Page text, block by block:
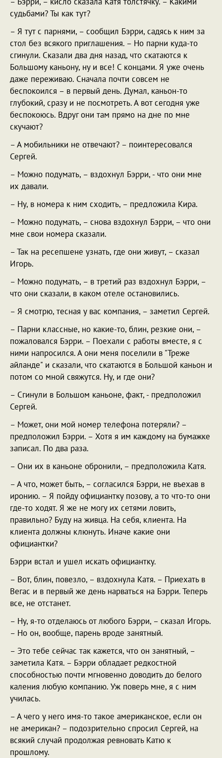
судьбами? Ты как тут?
– Я тут с парнями, – сообщил Бэрри, садясь к ним за
стол без всякого приглашения. – Но парни куда-то
сгинули. Сказали два дня назад, что скатаются к
Большому каньону, ну и все! С концами. Я уже очень
даже переживаю. Сначала почти совсем не
беспокоился – в первый день. Думал, каньон-то
глубокий, сразу и не посмотреть. А вот сегодня уже
беспокоюсь. Вдруг они там прямо на дне по мне
скучают?
– А мобильники не отвечают? – поинтересовался
Сергей.
– Можно подумать, – вздохнул Бэрри, - что они мне
их давали.
– Ну, в номера к ним сходить, – предложила Кира.
– Можно подумать, – снова вздохнул Бэрри, – что они
мне свои номера сказали.
– Так на ресепшене узнать, где они живут, – сказал
Игорь.
– Можно подумать, – в третий раз вздохнул Бэрри, –
что они сказали, в каком отеле остановились.
– Я смотрю, тесная у вас компания, – заметил Сергей.
– Парни классные, но какие-то, блин, резкие они, –
пожаловался Бэрри. – Поехали с работы вместе, я с
ними напросился. А они меня поселили в "Треже
айланде" и сказали, что скатаются в Большой каньон и
потом со мной свяжутся. Ну, и где они?
– Сгинули в Большом каньоне, факт, - предположил
Сергей.
– Может, они мой номер телефона потеряли? –
предположил Бэрри. – Хотя я им каждому на бумажке
записал. По два раза.
– Они их в каньоне обронили, – предположила Катя.
– А что, может быть, – согласился Бэрри, не въехав в
иронию. – Я пойду официантку позову, а то что-то они
где-то ходят. Я же не могу их сетями ловить,
правильно? Буду на живца. На себя, клиента. На
клиента должны клюнуть. Иначе какие они
официантки?
Бэрри встал и ушел искать официантку.
– Вот, блин, повезло, – вздохнула Катя. – Приехать в
Вегас и в первый же день нарваться на Бэрри. Теперь
все, не отстанет.
– Ну, я-то отделаюсь от любого Бэрри, – сказал Игорь.
– Но он, вообще, парень вроде занятный.
– Это тебе сейчас так кажется, что он занятный, –
заметила Катя. – Бэрри обладает редкостной
способностью почти мгновенно доводить до белого
каления любую компанию. Уж поверь мне, я с ним
училась.
– А чего у него имя-то такое американское, если он
не американ? – подозрительно спросил Сергей, на
всякий случай продолжая ревновать Катю к
прошлому.